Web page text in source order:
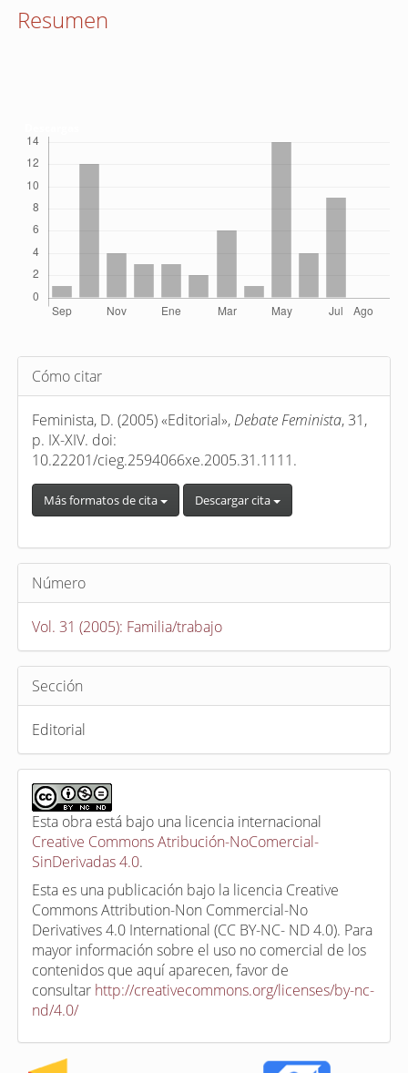
del
Resumen
Detalles
del
artículo
Cómo citar
Feminista, D. (2005) «Editorial», Debate Feminista, 31,
p. IX-XIV. doi:
10.22201/cieg.2594066xe.2005.31.1111.
Más formatos de cita Descargar cita
Número
Vol. 31 (2005): Familia/trabajo
Sección
Editorial
Esta obra está bajo una licencia internacional
Creative Commons Atribución-NoComercial-
SinDerivadas 4.0.
Esta es una publicación bajo la licencia Creative
Commons Attribution-Non Commercial-No
Derivatives 4.0 International (CC BY-NC- ND 4.0). Para
mayor información sobre el uso no comercial de los
contenidos que aquí aparecen, favor de
consultar http://creativecommons.org/licenses/by-nc-
nd/4.0/